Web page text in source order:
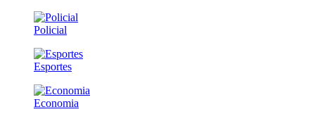
Policial
Esportes
Economia